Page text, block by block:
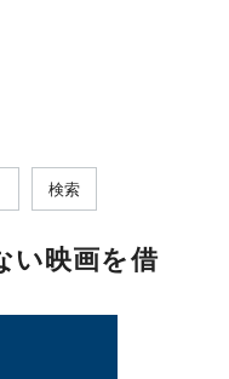
検索
い映画を借